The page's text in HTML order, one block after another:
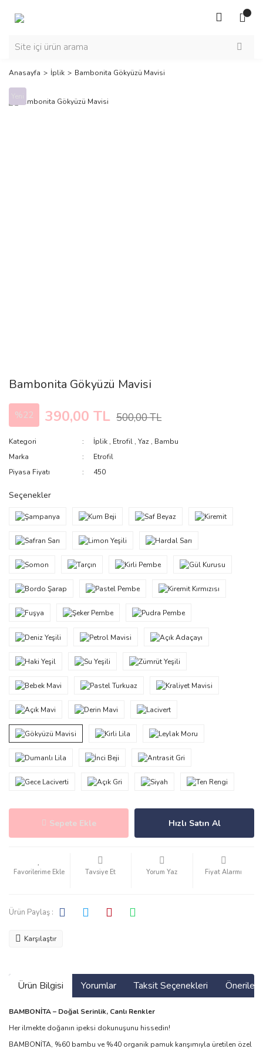
Anasayfa İplik Bambonita Gökyüzü Mavisi
Bambonita Gökyüzü Mavisi
%22 390,00 TL 500,00 TL
Kategori İplik , Etrofil,Yaz , Bambu
Marka
Etrofil
Piyasa Fiyatı
450
Seçenekler
Sepete Ekle Hızlı Satın Al
Tavsiye Et Yorum Yaz Fiyat Alarmı
Ürün Paylaş :
Karşılaştır
Ürün Bilgisi Yorumlar Taksit Seçenekleri
BAMBONİTA – Doğal Serinlik, Canlı Renkler
Her ilmekte doğanın ipeksi dokunuşunu hissedin!
BAMBONİTA, %60 bambu ve %40 organik pamuk karışımıyla üretilen özel